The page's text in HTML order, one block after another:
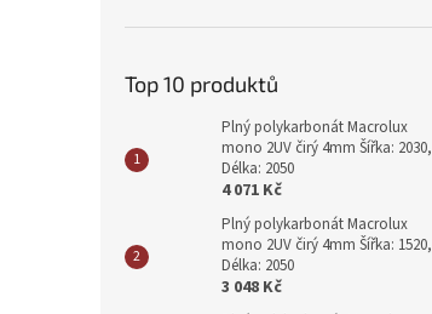
Top 10 produktů
Plný polykarbonát Macrolux
mono 2UV čirý 4mm Šířka: 2030,
Délka: 2050
4 071 Kč
Plný polykarbonát Macrolux
mono 2UV čirý 4mm Šířka: 1520,
Délka: 2050
3 048 Kč